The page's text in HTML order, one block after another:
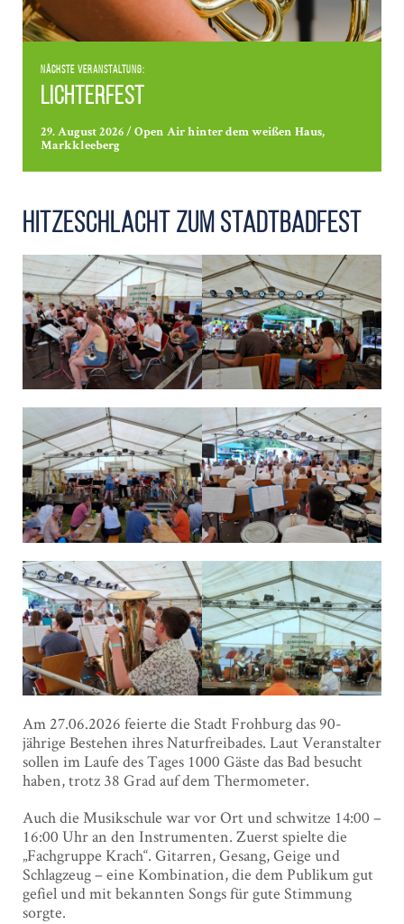
Nächste Veranstaltung:
Lichterfest
29. August 2026 / Open Air hinter dem weißen Haus,
Markkleeberg
Hitzeschlacht zum Stadtbadfest
Am 27.06.2026 feierte die Stadt Frohburg das 90-
jährige Bestehen ihres Naturfreibades. Laut Veranstalter
sollen im Laufe des Tages 1000 Gäste das Bad besucht
haben, trotz 38 Grad auf dem Thermometer.
Auch die Musikschule war vor Ort und schwitze 14:00 –
16:00 Uhr an den Instrumenten. Zuerst spielte die
„Fachgruppe Krach“. Gitarren, Gesang, Geige und
Schlagzeug – eine Kombination, die dem Publikum gut
gefiel und mit bekannten Songs für gute Stimmung
sorgte.